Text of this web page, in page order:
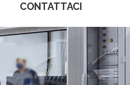
CONTATTACI